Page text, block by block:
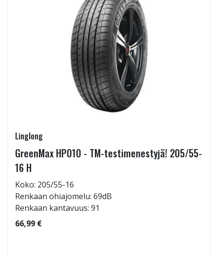
Linglong
GreenMax HP010 - TM-testimenestyjä! 205/55-
16 H
Koko: 205/55-16
Renkaan ohiajomelu: 69dB
Renkaan kantavuus: 91
66,99 €